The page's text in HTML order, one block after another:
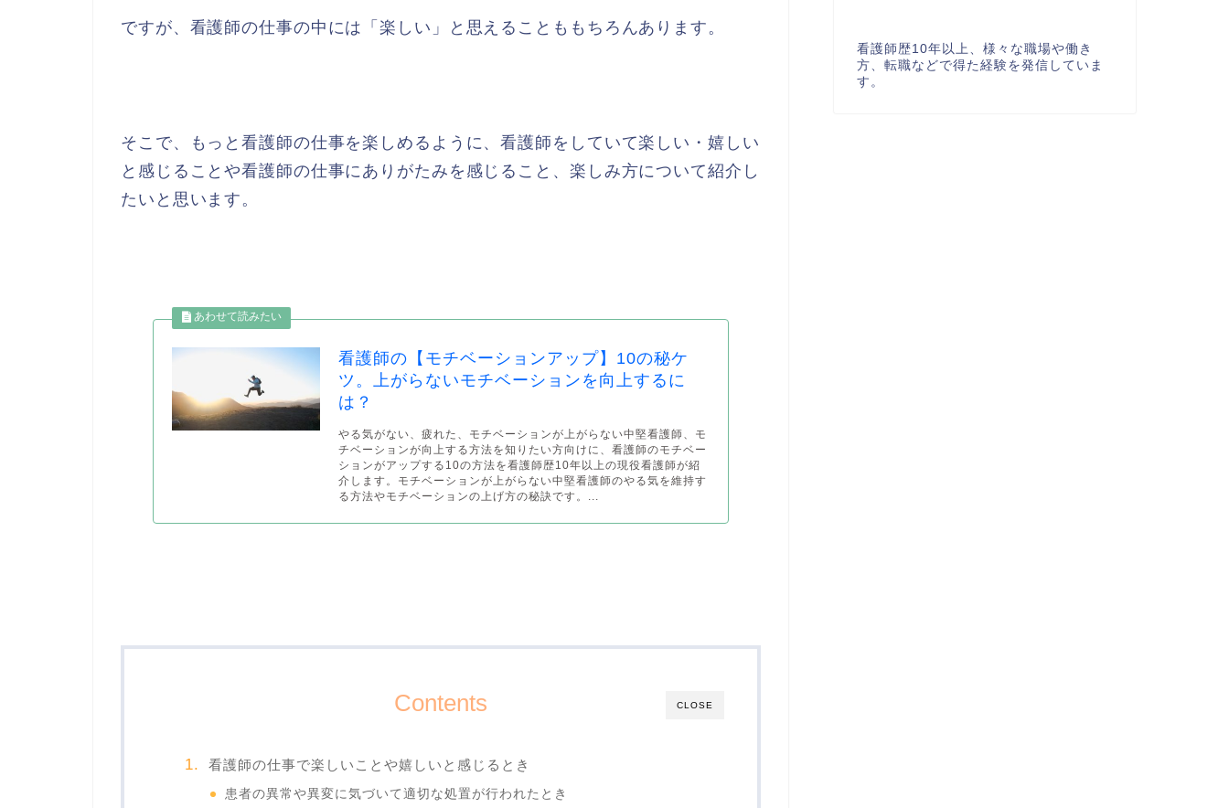
ですが、看護師の仕事の中には「楽しい」と思えることももちろんあります。
そこで、もっと看護師の仕事を楽しめるように、看護師をしていて楽しい・嬉しい
と感じることや看護師の仕事にありがたみを感じること、楽しみ方について紹介し
たいと思います。
看護師の【モチベーションアップ】10の秘ケ
ツ。上がらないモチベーションを向上するに
は？
やる気がない、疲れた、モチベーションが上がらない中堅看護師、モ
チベーションが向上する方法を知りたい方向けに、看護師のモチベー
ションがアップする10の方法を看護師歴10年以上の現役看護師が紹
介します。モチベーションが上がらない中堅看護師のやる気を維持す
る方法やモチベーションの上げ方の秘訣です。...
CLOSE
Contents
看護師の仕事で楽しいことや嬉しいと感じるとき
患者の異常や異変に気づいて適切な処置が行われたとき
看護師歴10年以上、様々な職場や働き
方、転職などで得た経験を発信していま
す。